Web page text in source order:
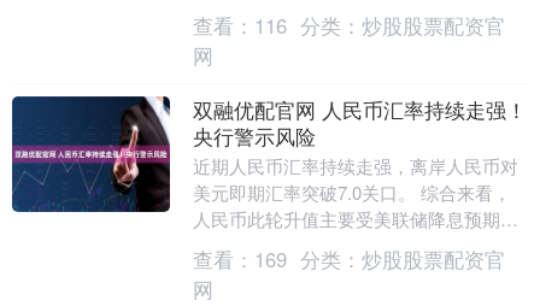
查看： 116 分类： 炒股股票配资官
网
双融优配官网 人民币汇率持续走强！
央行警示风险
近期人民币汇率持续走强，离岸人民币对
美元即期汇率突破7.0关口。 综合来看，
人民币此轮升值主要受美联储降息预期升
温、美元指数走弱等因素共同推动。 业内
专家认为，....
查看： 169 分类： 炒股股票配资官
网